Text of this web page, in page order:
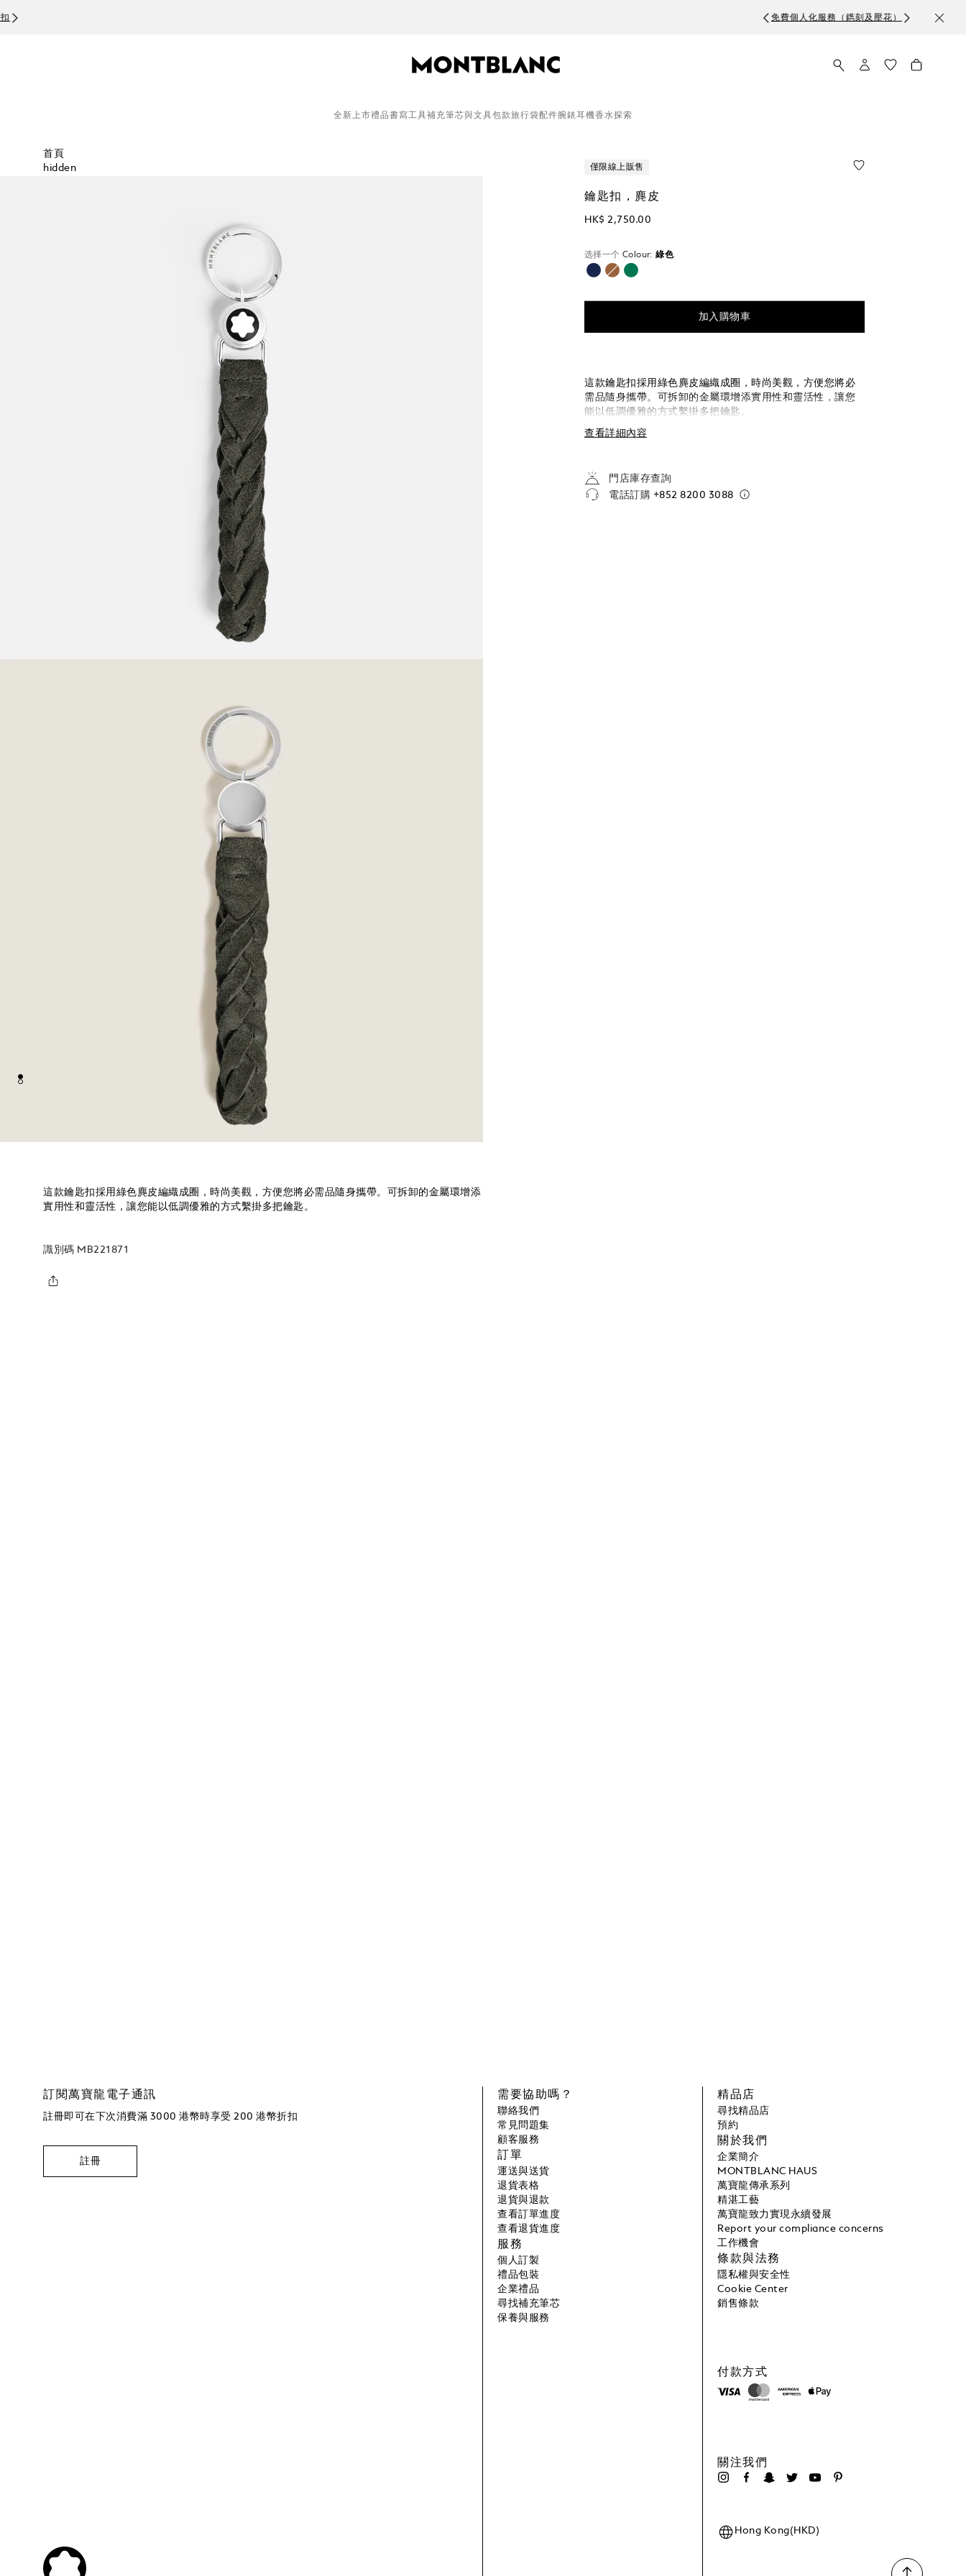
全新上市禮品書寫工具補充筆芯與文具包款旅行袋配件 腕錶耳機香水探索
首頁
hidden
僅限線上販售
鑰匙扣，麂皮
HK$ 2,750.00
选择一个 Colour: 綠色
已選擇
加入購物車
這款鑰匙扣採用綠色麂皮編織成圈，時尚美觀，方便您將必
需品隨身攜帶。可拆卸的金屬環增添實用性和靈活性，讓您
能以低調優雅的方式繫掛多把鑰匙。
查看詳細內容
門店庫存查詢
電話訂購 +852 8200 3088
這款鑰匙扣採用綠色麂皮編織成圈，時尚美觀，方便您將必需品隨身攜帶。可拆卸的金屬環增添
實用性和靈活性，讓您能以低調優雅的方式繫掛多把鑰匙。
識別碼 MB221871
訂閱萬寶龍電子通訊
註冊即可在下次消費滿 3000 港幣時享受 200 港幣折扣
註冊
付款方式
關注我們
需要協助嗎？
聯絡我們
常見問題集
顧客服務
訂單
運送與送貨
退貨表格
退貨與退款
查看訂單進度
查看退貨進度
服務
個人訂製
禮品包裝
企業禮品
尋找補充筆芯
保養與服務
精品店
尋找精品店
預約
關於我們
企業簡介
MONTBLANC HAUS
萬寶龍傳承系列
精湛工藝
萬寶龍致力實現永續發展
Report your compliance concerns
工作機會
條款與法務
隱私權與安全性
Cookie Center
銷售條款
Hong Kong(HKD)